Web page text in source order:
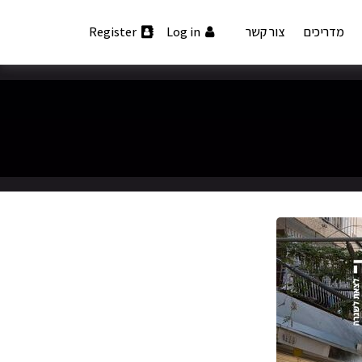
מדריכים צור קשר Log in
Register